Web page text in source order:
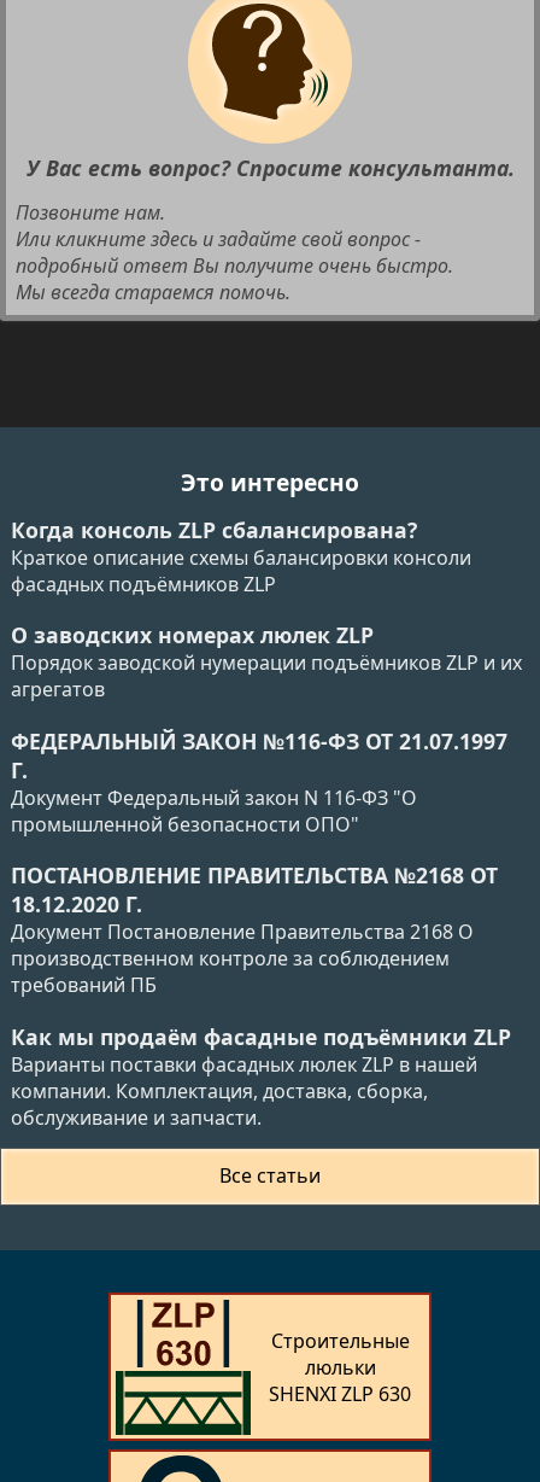
У Вас есть вопрос? Спросите консультанта.
Позвоните нам.
Или кликните здесь и задайте свой вопрос -
подробный ответ Вы получите очень быстро.
Мы всегда стараемся помочь.
Это интересно
Когда консоль ZLP сбалансирована?
Краткое описание схемы балансировки консоли
фасадных подъёмников ZLP
О заводских номерах люлек ZLP
Порядок заводской нумерации подъёмников ZLP и их
агрегатов
ФЕДЕРАЛЬНЫЙ ЗАКОН №116-ФЗ ОТ 21.07.1997
Г.
Документ Федеральный закон N 116-ФЗ "О
промышленной безопасности ОПО"
ПОСТАНОВЛЕНИЕ ПРАВИТЕЛЬСТВА №2168 ОТ
18.12.2020 Г.
Документ Постановление Правительства 2168 О
производственном контроле за соблюдением
требований ПБ
Как мы продаём фасадные подъёмники ZLP
Варианты поставки фасадных люлек ZLP в нашей
компании. Комплектация, доставка, сборка,
обслуживание и запчасти.
Все статьи
Строительные
люльки
SHENXI ZLP 630